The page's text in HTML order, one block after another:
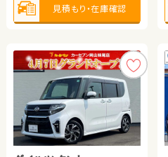
見積もり・在庫確認
見積もり・在庫確認
排気 660 整備 法定整備付